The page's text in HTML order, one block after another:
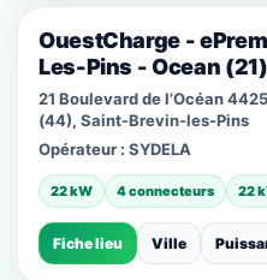
OuestCharge -
Les-Pins - Ocean (21)
21 Boulevard de l’Océan
(44), Saint-Brevin-les-Pins
Opérateur : SYDELA
22 kW 4 connecteurs 22
Fiche lieu Ville